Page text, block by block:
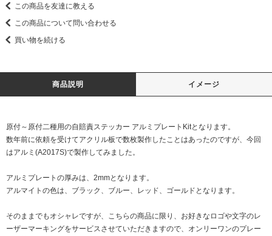
この商品を友達に教える
この商品について問い合わせる
買い物を続ける
商品説明 イメージ
原付～原付二種用の自賠責ステッカー アルミプレートKitとなります。
数年前に依頼を受けてアクリル板で数枚製作したことはあったのですが、今回
はアルミ(A2017S)で製作してみました。
アルミプレートの厚みは、2mmとなります。
アルマイトの色は、ブラック、ブルー、レッド、ゴールドとなります。
そのままでもオシャレですが、こちらの商品に限り、お好きなロゴや文字のレ
ーザーマーキングをサービスさせていただきますので、オンリーワンのプレー